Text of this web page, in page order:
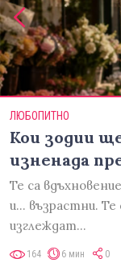
ЛЮБОПИТНО
Кои зодии
изненада
Те са
и... възрастни.
изглеждат…
164 6 мин 0